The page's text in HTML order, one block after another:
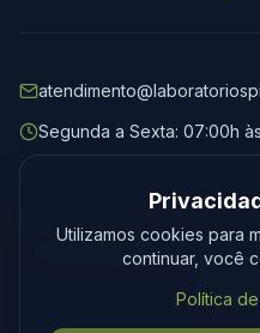
Segunda a Sexta: 07:00h
© 2026 Laboratório
Utilizamos cookies para
continuar, você
Política